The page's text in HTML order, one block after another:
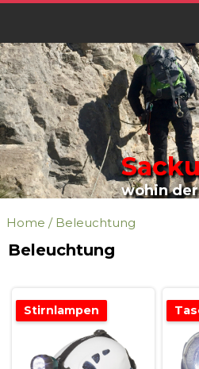
wohin
Home / Beleuchtung
Beleuchtung
Stirnlampen